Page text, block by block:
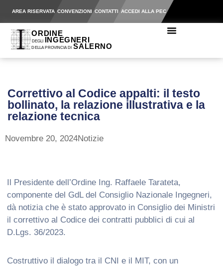
AREA RISERVATA CONVENZIONI CONTATTI ACCEDI ALLA PEC
Correttivo al Codice appalti: il testo
bollinato, la relazione illustrativa e la
relazione tecnica
Novembre 20, 2024Notizie
Il Presidente dell’Ordine Ing. Raffaele Tarateta,
componente del GdL del Consiglio Nazionale Ingegneri,
dà notizia che è stato approvato in Consiglio dei Ministri
il correttivo al Codice dei contratti pubblici di cui al
D.Lgs. 36/2023.
Costruttivo il dialogo tra il CNI e il MIT, con un